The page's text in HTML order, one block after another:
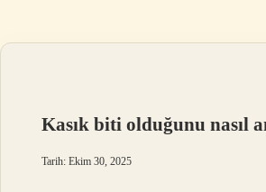
Kasık biti olduğunu nasıl
Tarih: Ekim 30, 2025